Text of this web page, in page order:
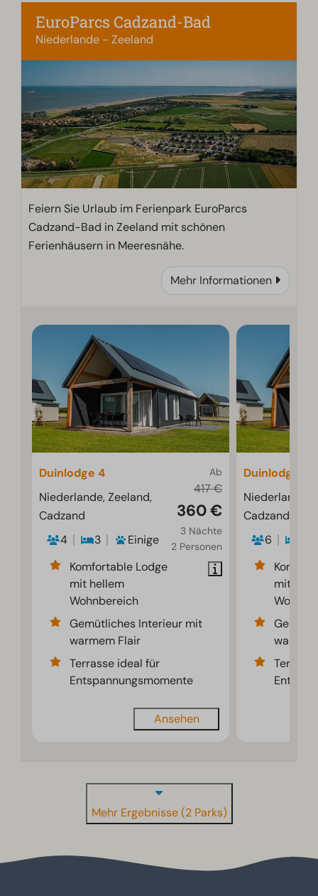
EuroParcs Cadzand-Bad
Niederlande - Zeeland
Feiern Sie Urlaub im Ferienpark EuroParcs
Cadzand-Bad in Zeeland mit schönen
Ferienhäusern in Meeresnähe.
Mehr Informationen
Ab
417 €
360 €
3 Nächte
2 Personen
Duinlodge 4
Niederlande, Zeeland,
Cadzand
4
3
Einige
Komfortable Lodge
mit hellem
Wohnbereich
Gemütliches Interieur mit
warmem Flair
Terrasse ideal für
Entspannungsmomente
Ansehen
Duinlodge 6
Niederlande,
Cadzand
6
mit
Mehr Ergebnisse (2 Parks)